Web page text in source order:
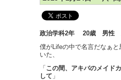
政治学科2年 20歳 男性
僕がLifeの中で名言だなぁ
いた、
「 この間、アキバのメイド
して 」